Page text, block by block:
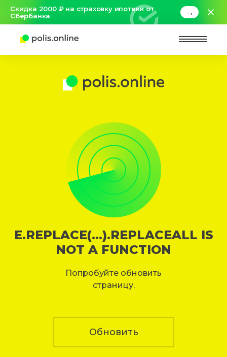
Скидка 2000 ₽ на страховку ипотеки от
Сбербанка
→
E.REPLACE(...).REPLACEALL IS
NOT A FUNCTION
Попробуйте обновить
страницу.
Обновить